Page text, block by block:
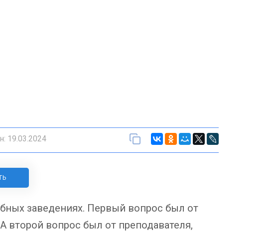
19.03.2024
заведениях. Первый вопрос был от
вопрос был от преподавателя,